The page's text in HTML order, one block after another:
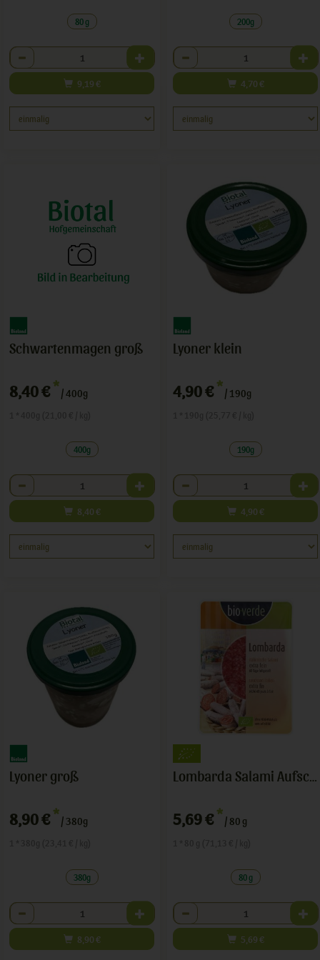
80 g
Anzahl
9,19 €
200g
Anzahl
4,70 €
Schwartenmagen groß
8,40 € */ 400g
400g
Anzahl
8,40 €
Lyoner klein
4,90 € */ 190g
190g
Anzahl
4,90 €
Lyoner groß
8,90 € */ 380g
380g
Anzahl
8,90 €
Lombarda Salami Aufschnitt
5,69 € */ 80 g
80 g
Anzahl
5,69 €